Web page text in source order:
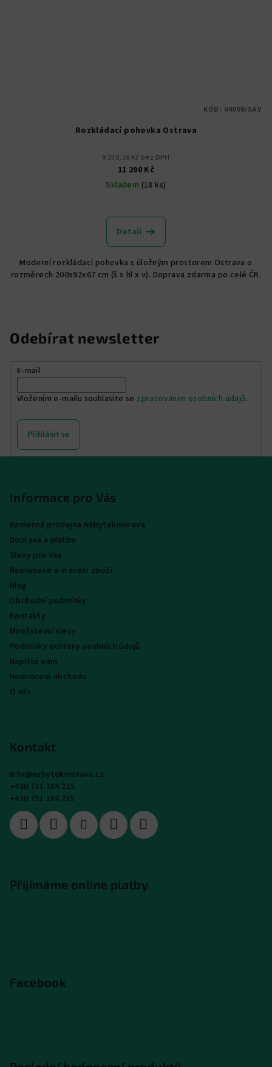
Rozkládací pohovka Ostrava
9 330,58 Kč bez DPH
11 290 Kč
Skladem (18 ks)
hodnocení
produktu
z
5
Detail
Moderní rozkládací pohovka s úložným prostorem Ostrava o
rozměrech 200x92x67 cm (š x hl x v). Doprava zdarma po celé ČR.
KÓD: 04009/SAV
Odebírat newsletter
E-mail
Vložením e-mailu souhlasíte se zpracováním osobních údajů.
Přihlásit se
Informace pro Vás
Kamenná prodejna Nábytekmorava
Doprava a platba
Slevy pro Vás
Reklamace a vrácení zboží
Blog
Obchodní podmínky
Kontakty
Množstevní slevy
Podmínky ochrany osobních údajů
Napište nám
Hodnocení obchodu
O nás
Kontakt
info@nabytekmorava.cz
+420 731 184 215
+420 731 184 215
Přijímáme online platby
Facebook